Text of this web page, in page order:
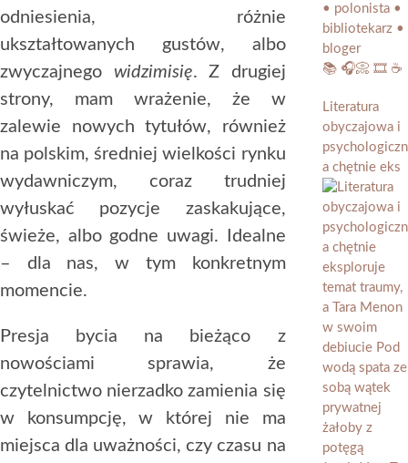
odniesienia, różnie
ukształtowanych gustów, albo
zwyczajnego widzimisię. Z drugiej
strony, mam wrażenie, że w
zalewie nowych tytułów, również
na polskim, średniej wielkości rynku
wydawniczym, coraz trudniej
wyłuskać pozycje zaskakujące,
świeże, albo godne uwagi. Idealne
– dla nas, w tym konkretnym
momencie.
Presja bycia na bieżąco z
nowościami sprawia, że
czytelnictwo nierzadko zamienia się
w konsumpcję, w której nie ma
miejsca dla uważności, czy czasu na
• polonista •
bibliotekarz •
bloger
📚 🎧📀 🎞️ ☕️
Literatura
obyczajowa i
psychologiczn
a chętnie eks